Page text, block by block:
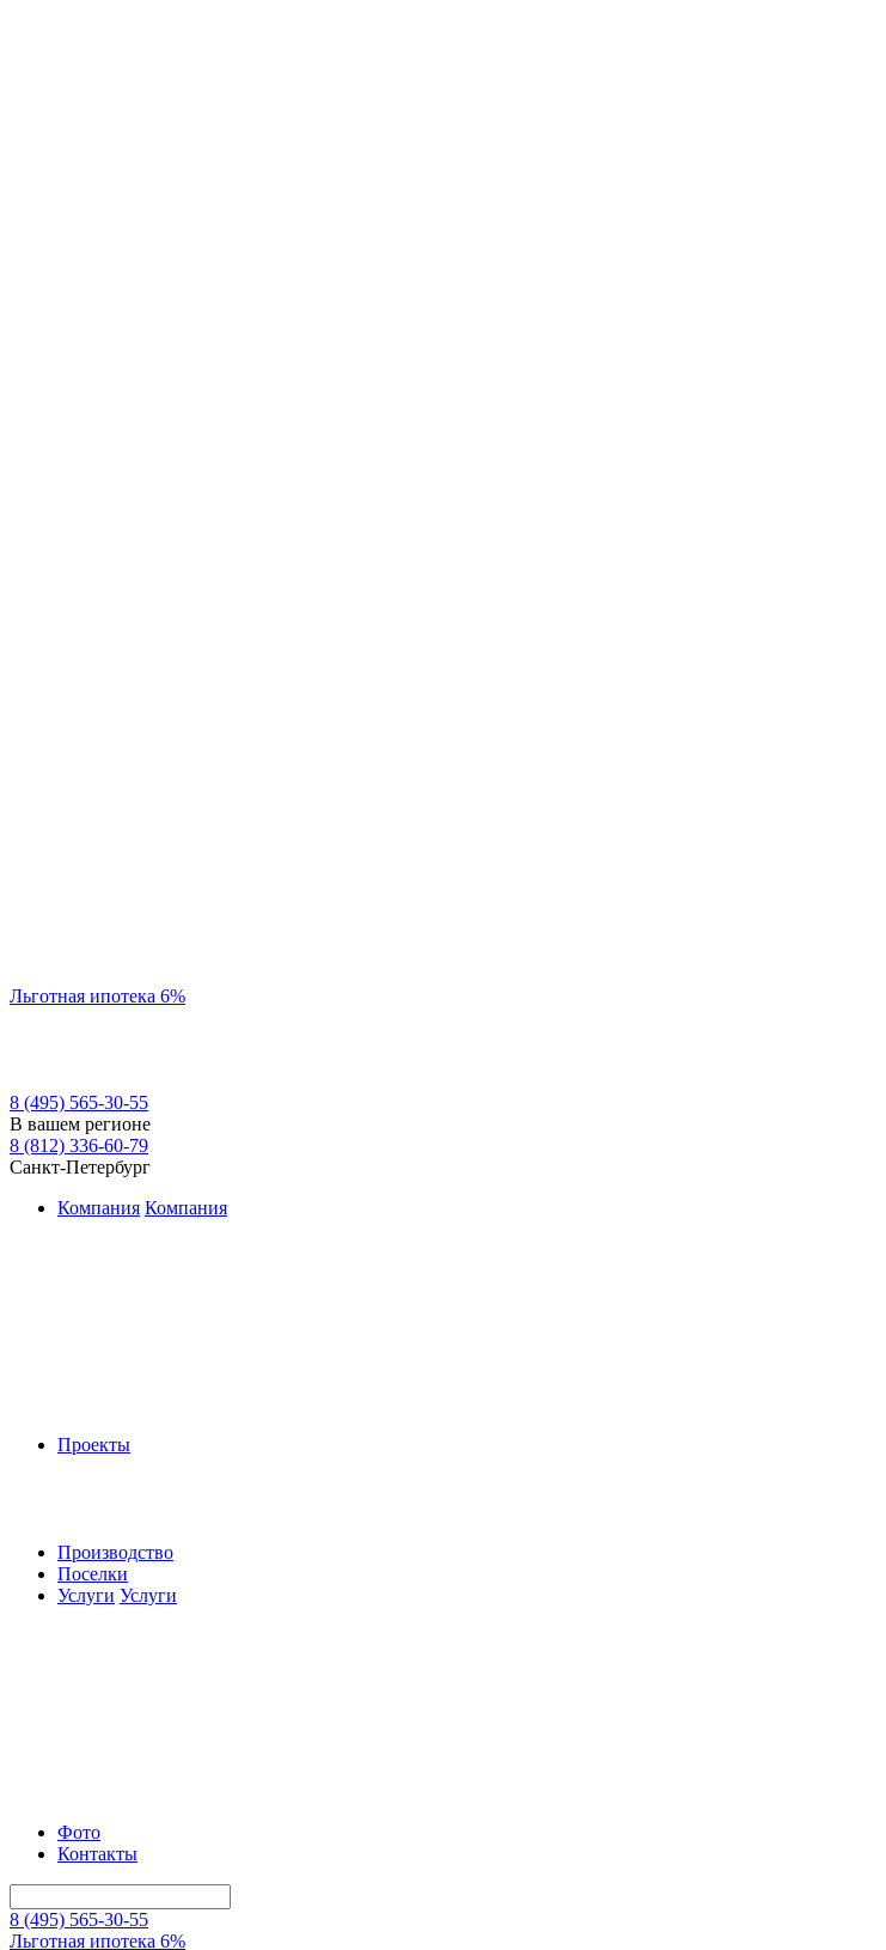
Льготная ипотека 6%
8 (495) 565-30-55
В вашем регионе
8 (812) 336-60-79
Санкт-Петербург
Компания Компания
Проекты
Производство
Поселки
Услуги Услуги
Фото
Контакты
8 (495) 565-30-55
Льготная ипотека 6%